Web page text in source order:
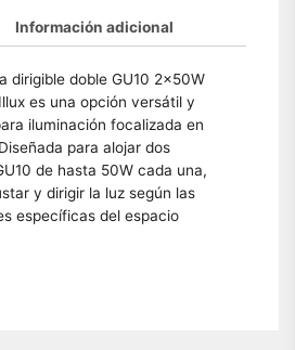
Información adicional
dirigible doble GU10 2x50W
es una opción versátil y
iluminación focalizada en
para alojar dos
de hasta 50W cada una,
y dirigir la luz según las
específicas del espacio